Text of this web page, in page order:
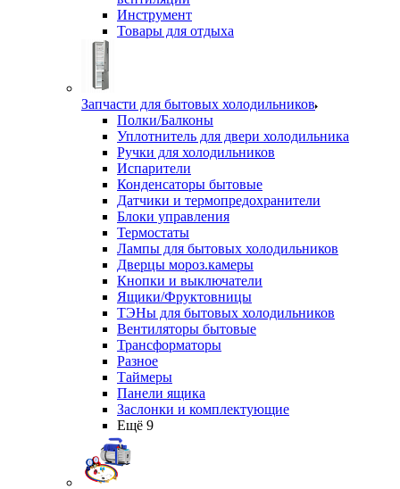
Инструмент
Товары для отдыха
Запчасти для бытовых холодильников
Полки/Балконы
Уплотнитель для двери холодильника
Ручки для холодильников
Испарители
Конденсаторы бытовые
Датчики и термопредохранители
Блоки управления
Термостаты
Лампы для бытовых холодильников
Дверцы мороз.камеры
Кнопки и выключатели
Ящики/Фруктовницы
ТЭНы для бытовых холодильников
Вентиляторы бытовые
Трансформаторы
Разное
Таймеры
Панели ящика
Заслонки и комплектующие
Ещё 9